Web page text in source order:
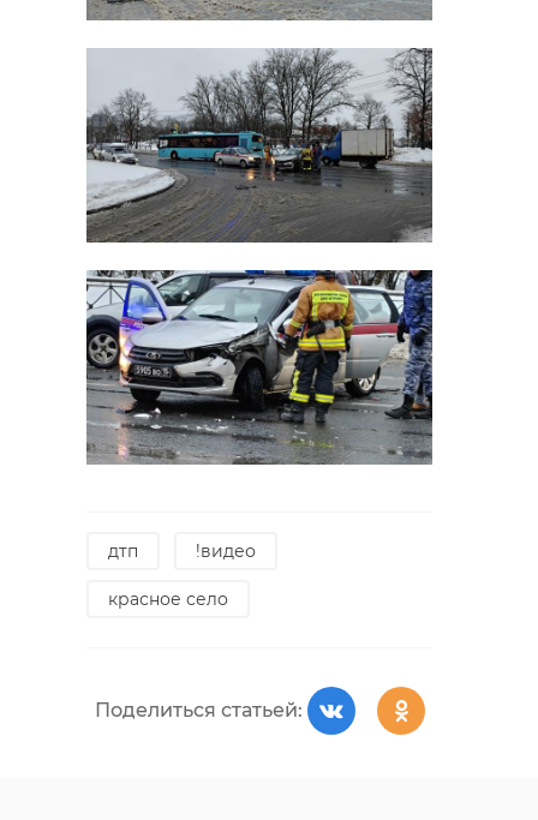
дтп !видео
красное село
Поделиться статьей: